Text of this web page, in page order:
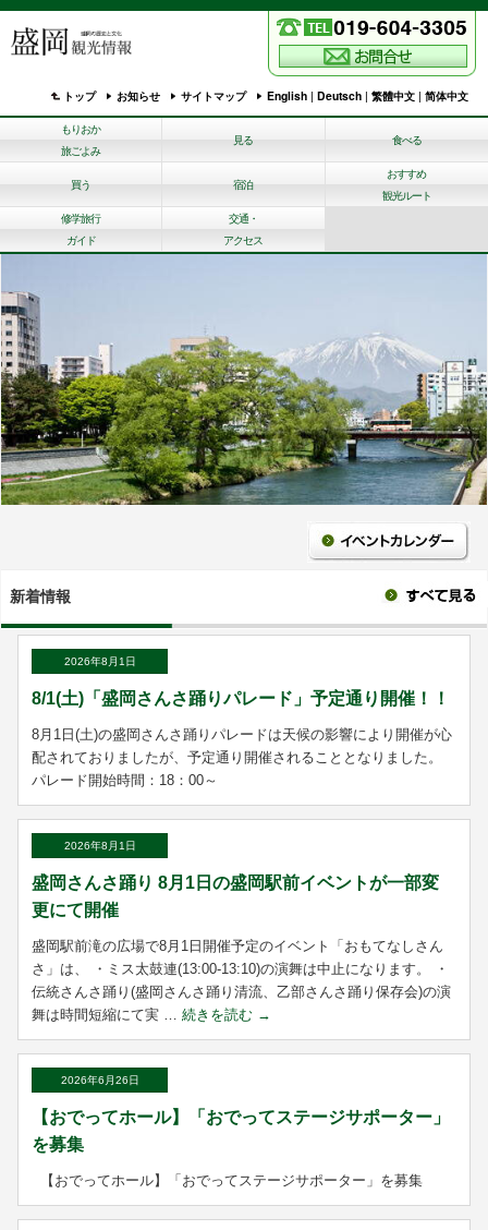
トップ お知らせ サイトマップ English | Deutsch | 繁體中文 | 简体中文
もりおか
旅ごよみ
見る 食べる
買う 宿泊
おすすめ
観光ルート
修学旅行
ガイド
交通・
アクセス
新着情報
2026年8月1日
8/1(土)「盛岡さんさ踊りパレード」予定通り開催！！
8月1日(土)の盛岡さんさ踊りパレードは天候の影響により開催が心
配されておりましたが、予定通り開催されることとなりました。
パレード開始時間：18：00～
2026年8月1日
盛岡さんさ踊り 8月1日の盛岡駅前イベントが一部変
更にて開催
盛岡​駅前滝の広場で8月1日開催予定のイベント「おもてなしさん
さ」は、 ・ミス太鼓連​(13:00-13:10)の演舞は中止になります。 ・
伝統さんさ踊り(盛岡さんさ踊り清流、乙部さんさ踊り保存会)の演
舞は時間短縮にて実 …続きを読む →
2026年6月26日
【おでってホール】「おでってステージサポーター」
を募集
【おでってホール】「おでってステージサポーター」を募集